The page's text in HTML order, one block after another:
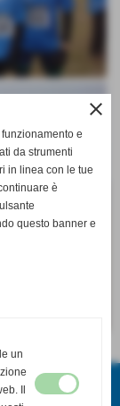
close
e
da strumenti
in linea con le tue
è
questo banner e
un
Il